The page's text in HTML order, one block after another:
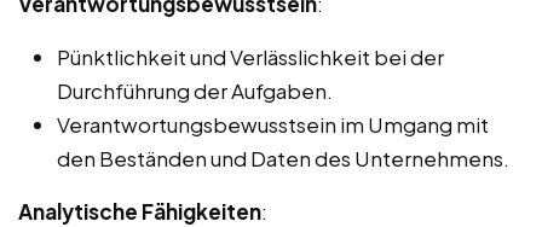
Pünktlichkeit und Verlässlichkeit bei der
Durchführung der Aufgaben.
Verantwortungsbewusstsein im Umgang mit
den Beständen und Daten des Unternehmens.
Analytische Fähigkeiten: